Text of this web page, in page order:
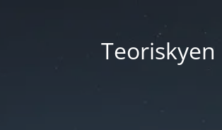
Teoriskyen